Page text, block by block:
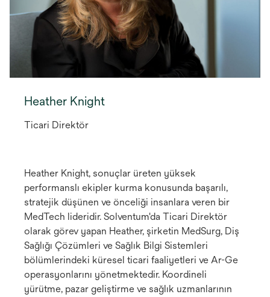
Heather Knight
Ticari Direktör
Heather Knight, sonuçlar üreten yüksek
performanslı ekipler kurma konusunda başarılı,
stratejik düşünen ve önceliği insanlara veren bir
MedTech lideridir. Solventum'da Ticari Direktör
olarak görev yapan Heather, şirketin MedSurg, Diş
Sağlığı Çözümleri ve Sağlık Bilgi Sistemleri
bölümlerindeki küresel ticari faaliyetleri ve Ar-Ge
operasyonlarını yönetmektedir. Koordineli
yürütme, pazar geliştirme ve sağlık uzmanlarının